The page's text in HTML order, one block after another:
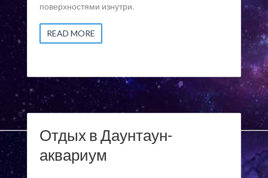
поверхностями изнутри.
READ MORE
Отдых в Даунтаун-
аквариум